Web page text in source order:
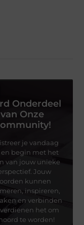
Onderdeel
van Onze
je vandaag
en begin met het
van jouw unieke
Jouw
kunnen
inspireren,
en verbinden
verdienen het om
te worden!